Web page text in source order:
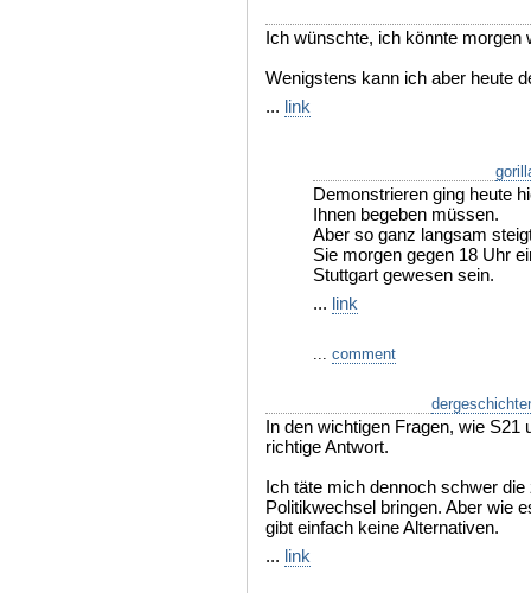
Ich wünschte, ich könnte morgen
Wenigstens kann ich aber heute
... link
Demonstrieren ging heute
Ihnen begeben müssen.
Aber so ganz langsam
Sie morgen gegen 18 Uhr
Stuttgart gewesen sein.
... link
... comment
In den wichtigen Fragen, wie
richtige Antwort.
Ich täte mich dennoch schwer
Politikwechsel bringen. Aber wie
gibt einfach keine Alternativen.
... link